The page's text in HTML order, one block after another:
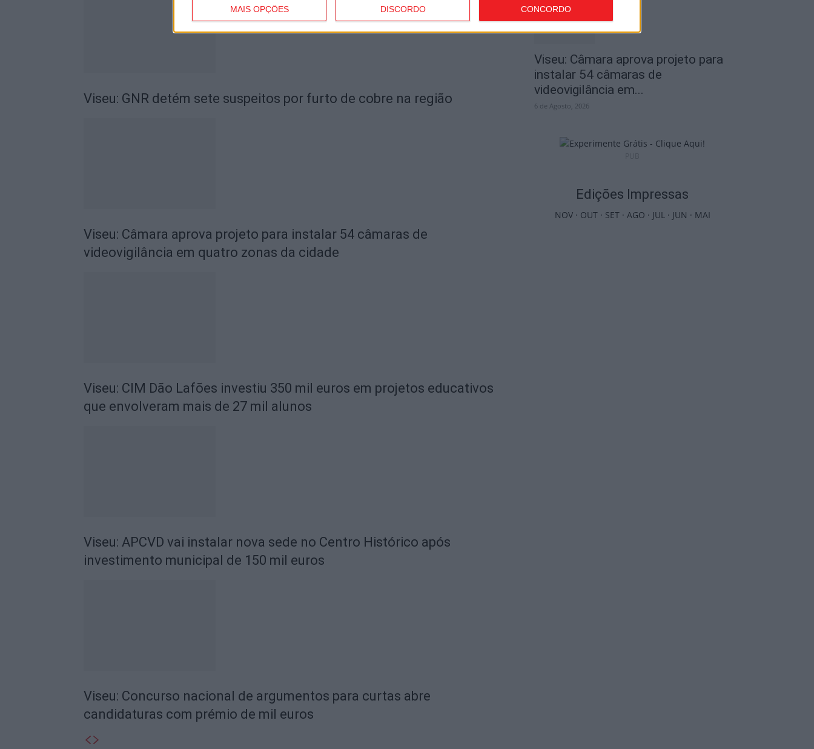
MAIS OPÇÕES DISCORDO CONCORDO
Viseu: GNR detém sete suspeitos por furto de cobre na região
Viseu: Câmara aprova projeto para instalar 54 câmaras de
videovigilância em quatro zonas da cidade
Viseu: CIM Dão Lafões investiu 350 mil euros em projetos educativos
que envolveram mais de 27 mil alunos
Viseu: APCVD vai instalar nova sede no Centro Histórico após
investimento municipal de 150 mil euros
Viseu: Concurso nacional de argumentos para curtas abre
candidaturas com prémio de mil euros
Viseu: Câmara aprova projeto para
instalar 54 câmaras de
videovigilância em...
6 de Agosto, 2026
Edições Impressas
NOV· OUT· SET· AGO · JUL· JUN · MAI